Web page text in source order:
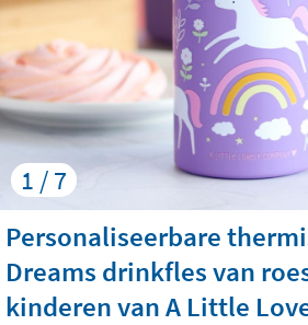
1 / 7
Personaliseerbare
Dreams drinkfles van
kinderen van A Little